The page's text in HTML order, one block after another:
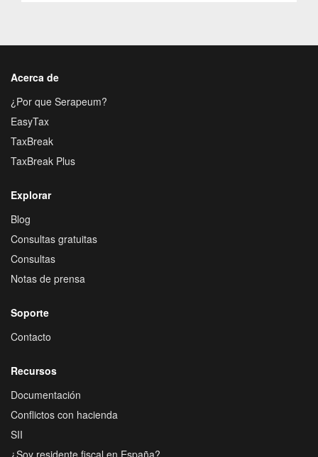
Acerca de
¿Por que Serapeum?
EasyTax
TaxBreak
TaxBreak Plus
Explorar
Blog
Consultas gratuitas
Consultas
Notas de prensa
Soporte
Contacto
Recursos
Documentación
Conflictos con hacienda
SII
¿Soy residente fiscal en España?